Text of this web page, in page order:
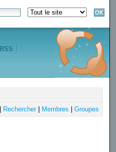
RSS
Rechercher| Membres Groupes